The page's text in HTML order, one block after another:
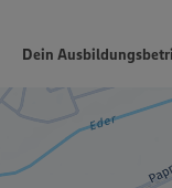
Dein